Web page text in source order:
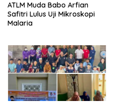
ATLM Muda Babo Arfian
Safitri Lulus Uji Mikroskopi
Malaria